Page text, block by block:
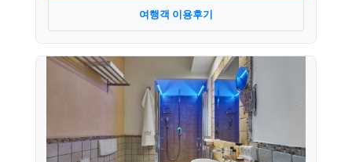
여행객 이용후기